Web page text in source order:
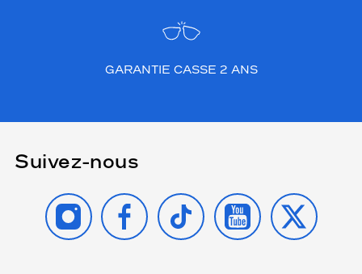
GARANTIE CASSE 2 ANS
Suivez-nous
INSTAGRAMFACEBOOK
TIKTOK YOUTUBE
X